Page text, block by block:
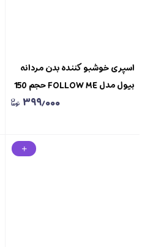
اسپری خوشبو کننده بدن مردانه
بیول مدل FOLLOW ME حجم 150
میلی لیترBODY SPRAY BIOL FOR
۳۹۹٫۰۰۰